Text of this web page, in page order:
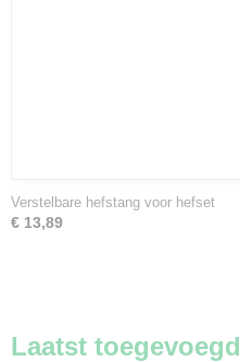
Verstelbare hefstang voor hefset
€ 13,89
Laatst toegevoegd